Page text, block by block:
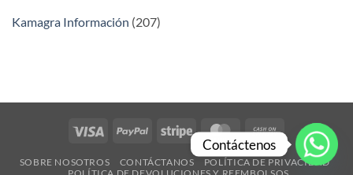
Kamagra Información (207)
Visa PayPal Stripe MasterCardCash
On
Delivery
SOBRE NOSOTROS CONTÁCTANOS
POLÍTICA DE PRIVACIDAD​
Contáctenos